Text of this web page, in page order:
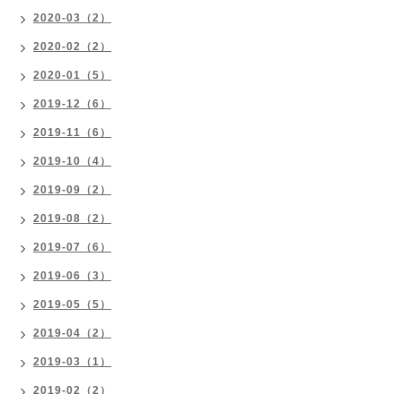
2020-03（2）
2020-02（2）
2020-01（5）
2019-12（6）
2019-11（6）
2019-10（4）
2019-09（2）
2019-08（2）
2019-07（6）
2019-06（3）
2019-05（5）
2019-04（2）
2019-03（1）
2019-02（2）